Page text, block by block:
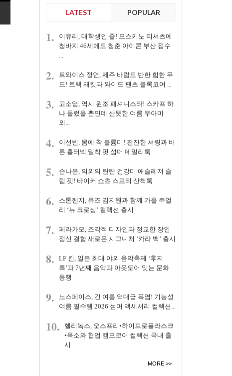
LATEST POPULAR
1.
이유리, 대학생인 줄! 모스키노 티셔츠에
청바지 46세에도 청춘 아이콘 부산 접수
...
2.
트와이스 정연, 제주 바람도 반한 힙한 무
드! 트랙 재킷과 와이드 팬츠 블록코어 ...
3.
고소영, 역시 원조 패셔니스타! 스카프 하
나 둘렀을 뿐인데 산뜻한 여름 우아미
외...
4.
이선빈, 몸에 착 볼륨미! 잔잔한 셔링과 버
튼 홀터넥 밀착 핏 섬머 데일리룩
5.
손나은, 의외의 탄탄 건강미 애슬레저 슬
림 핏! 바이커 쇼츠 스포티 산책룩
6.
스톤헨지, 뮤즈 김지원과 함께 가을 주얼
리 ‘뉴 크로싱’ 컬렉션 출시
7.
페라가모, 조각적 디자인과 정교한 장인
정신 결합 새로운 시그니처 ‘카라 백’ 출시
8.
LF 킨, 일본 최대 야외 음악축제 ‘후지
룩’과 7년째 음악과 아웃도어 잇는 문화
동행
9.
노스페이스, 긴 여름 역대급 폭염! 기능성
여름 필수템 2026 섬머 액세서리 컬렉션...
10.
헬리녹스, 오스프리•하이드로플라스크
•옥소와 협업 캠프코어 컬렉션 국내 출
시
MORE